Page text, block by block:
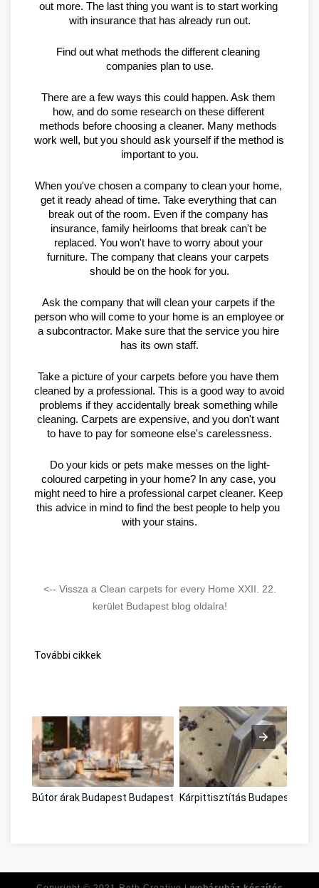
out more. The last thing you want is to start working
with insurance that has already run out.
Find out what methods the different cleaning
companies plan to use.
There are a few ways this could happen. Ask them
how, and do some research on these different
methods before choosing a cleaner. Many methods
work well, but you should ask yourself if the method is
important to you.
When you've chosen a company to clean your home,
get it ready ahead of time. Take everything that can
break out of the room. Even if the company has
insurance, family heirlooms that break can't be
replaced. You won't have to worry about your
furniture. The company that cleans your carpets
should be on the hook for you.
Ask the company that will clean your carpets if the
person who will come to your home is an employee or
a subcontractor. Make sure that the service you hire
has its own staff.
Take a picture of your carpets before you have them
cleaned by a professional. This is a good way to avoid
problems if they accidentally break something while
cleaning. Carpets are expensive, and you don't want
to have to pay for someone else's carelessness.
Do your kids or pets make messes on the light-
coloured carpeting in your home? In any case, you
might need to hire a professional carpet cleaner. Keep
this advice in mind to find the best people to help you
with your stains.
<-- Vissza a Clean carpets for every Home XXII. 22.
kerület Budapest blog oldalra!
További cikkek
Bútor árak Budapest Budapest Kárpittisztítás Budapest